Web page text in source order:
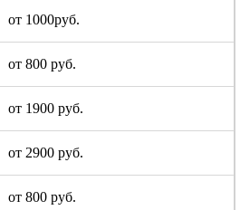
от 1000руб.
от 800 руб.
от 1900 руб.
от 2900 руб.
от 800 руб.
насоса
и слива воды
(для машин с вертикальной
с разбором бака (для машин с